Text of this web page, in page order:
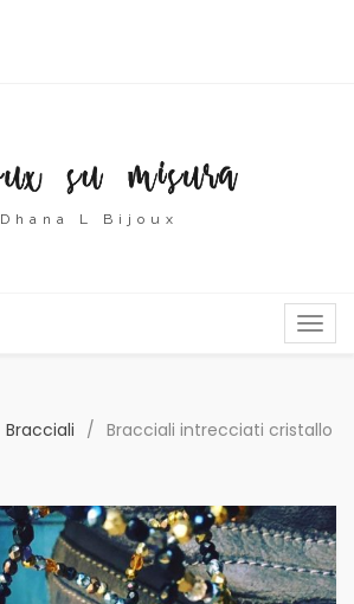
Dhana L Bijoux
MENU
Bracciali / Bracciali intrecciati cristallo